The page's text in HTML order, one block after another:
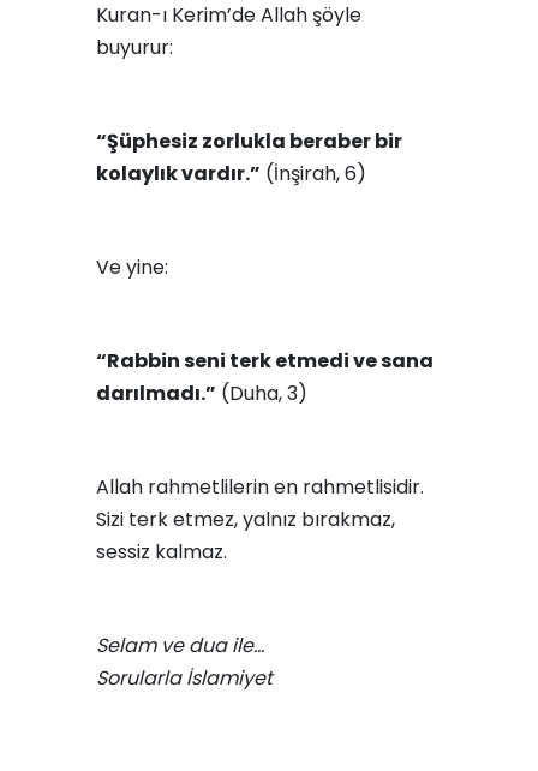
Kuran-ı Kerim’de Allah şöyle
buyurur:
“Şüphesiz zorlukla beraber bir
kolaylık vardır.” (İnşirah, 6)
Ve yine:
“Rabbin seni terk etmedi ve sana
darılmadı.” (Duha, 3)
Allah rahmetlilerin en rahmetlisidir.
Sizi terk etmez, yalnız bırakmaz,
sessiz kalmaz.
Selam ve dua ile…
Sorularla İslamiyet